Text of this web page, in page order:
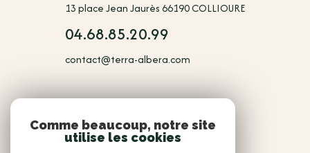
13 place Jean Jaurès 66190 COLLIOURE
04.68.85.20.99
contact@terra-albera.com
Adhérents
Comme beaucoup, notre site
utilise les cookies